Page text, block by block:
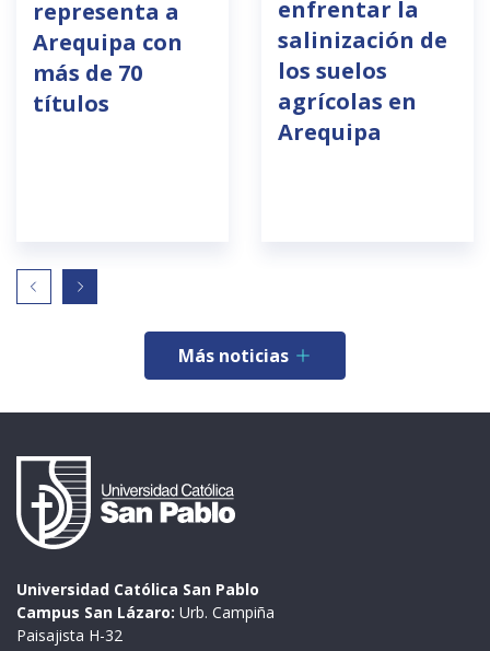
representa a
Arequipa con
más de 70
títulos
enfrentar la
salinización de
los suelos
agrícolas en
Arequipa
Más noticias
Universidad Católica San Pablo
Campus San Lázaro: Urb. Campiña
Paisajista H-32